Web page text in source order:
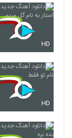
5372
5373
HD
HD